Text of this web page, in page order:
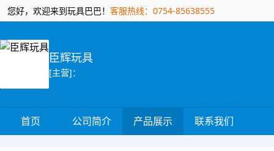
您好，欢迎来到玩具巴巴！ 客服热线：0754-85638555
臣辉玩具
[主营]：
首页 公司简介 产品展示 联系我们